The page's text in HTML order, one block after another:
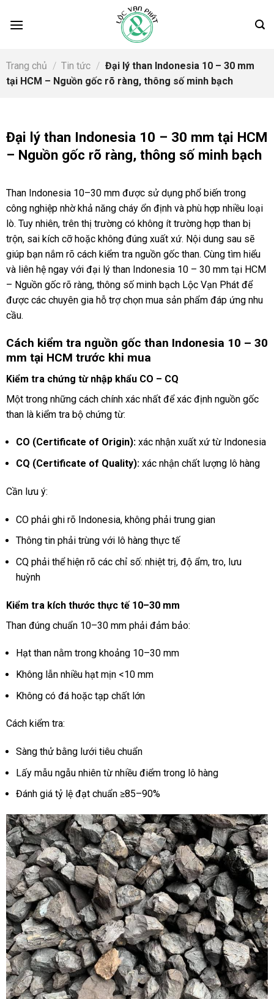
Trang chủ / Tin tức / Đại lý than Indonesia 10 – 30 mm
tại HCM – Nguồn gốc rõ ràng, thông số minh bạch
Đại lý than Indonesia 10 – 30 mm tại HCM
– Nguồn gốc rõ ràng, thông số minh bạch
Than Indonesia 10–30 mm được sử dụng phổ biến trong
công nghiệp nhờ khả năng cháy ổn định và phù hợp nhiều loại
lò. Tuy nhiên, trên thị trường có không ít trường hợp than bị
trộn, sai kích cỡ hoặc không đúng xuất xứ. Nội dung sau sẽ
giúp bạn nắm rõ cách kiểm tra nguồn gốc than. Cùng tìm hiểu
và liên hệ ngay với đại lý than Indonesia 10 – 30 mm tại HCM
– Nguồn gốc rõ ràng, thông số minh bạch Lộc Vạn Phát để
được các chuyên gia hỗ trợ chọn mua sản phẩm đáp ứng nhu
cầu.
Cách kiểm tra nguồn gốc than Indonesia 10 – 30
mm tại HCM trước khi mua
Kiểm tra chứng từ nhập khẩu CO – CQ
Một trong những cách chính xác nhất để xác định nguồn gốc
than là kiểm tra bộ chứng từ:
CO (Certificate of Origin):xác nhận xuất xứ từ Indonesia
CQ (Certificate of Quality):xác nhận chất lượng lô hàng
Cần lưu ý:
CO phải ghi rõ Indonesia, không phải trung gian
Thông tin phải trùng với lô hàng thực tế
CQ phải thể hiện rõ các chỉ số: nhiệt trị, độ ẩm, tro, lưu
huỳnh
Kiểm tra kích thước thực tế 10–30 mm
Than đúng chuẩn 10–30 mm phải đảm bảo:
Hạt than nằm trong khoảng 10–30 mm
Không lẫn nhiều hạt mịn <10 mm
Không có đá hoặc tạp chất lớn
Cách kiểm tra:
Sàng thử bằng lưới tiêu chuẩn
Lấy mẫu ngẫu nhiên từ nhiều điểm trong lô hàng
Đánh giá tỷ lệ đạt chuẩn ≥85–90%